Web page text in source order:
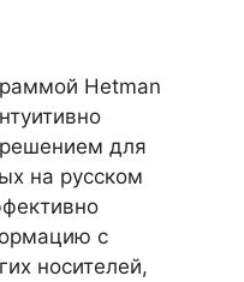
Hetman
для
на русском
с
носителей,